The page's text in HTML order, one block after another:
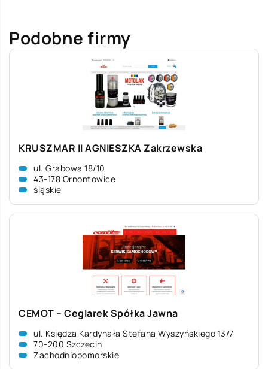
Podobne firmy
KRUSZMAR II AGNIESZKA Zakrzewska
ul. Grabowa 18/10
43-178 Ornontowice
śląskie
CEMOT – Ceglarek Spółka Jawna
ul. Księdza Kardynała Stefana Wyszyńskiego 13/7
70-200 Szczecin
Zachodniopomorskie